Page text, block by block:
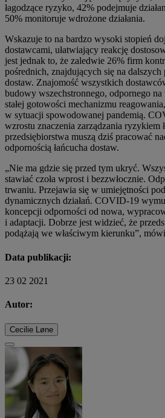
łagodzące ryzyko, 42% podejmuje
50% monitoruje wdrożone działania.
Wskazuje to na bardzo wysoki stopień
dostawcami, ułatwiający reakcję
jest jednak to, że zaledwie 26% firm
pośrednich, znajdujących się na dalszych
dostaw. Znajomość wszystkich
budowy wszechstronnego, odpornego
stałej gotowości mechanizmu
w sytuacji spowodowanej pandemią.
wzrostu znaczenia zarządzania ryzykiem
przedsiębiorstwa muszą dziś pracować
odpornością łańcucha dostaw.
„Nie ma gdzie się przed tym ukryć.
stawiać czoła wprost i bezzwłocznie.
trwaniu. Przejawia się w umiejętności
dynamicznych działań. COVID-19
koncepcji odporności od nowa,
i adaptacji. Dobrze jest widzieć, że
podążają we właściwym kierunku”,
Data publikacji:
23 02 2021
Autor:
Cecilie Løne